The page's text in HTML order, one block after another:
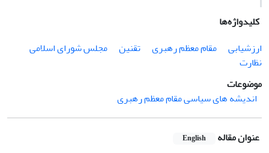
کلیدواژه‌ها
ارزشیابی
مقام معظم رهبری تقنین
مجلس شورای اسلامی
نظارت
موضوعات
اندیشه های سیاسی مقام معظم رهبری
عنوان مقاله English